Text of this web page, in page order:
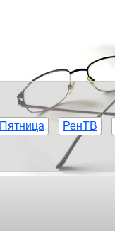
Пятница РенТВ